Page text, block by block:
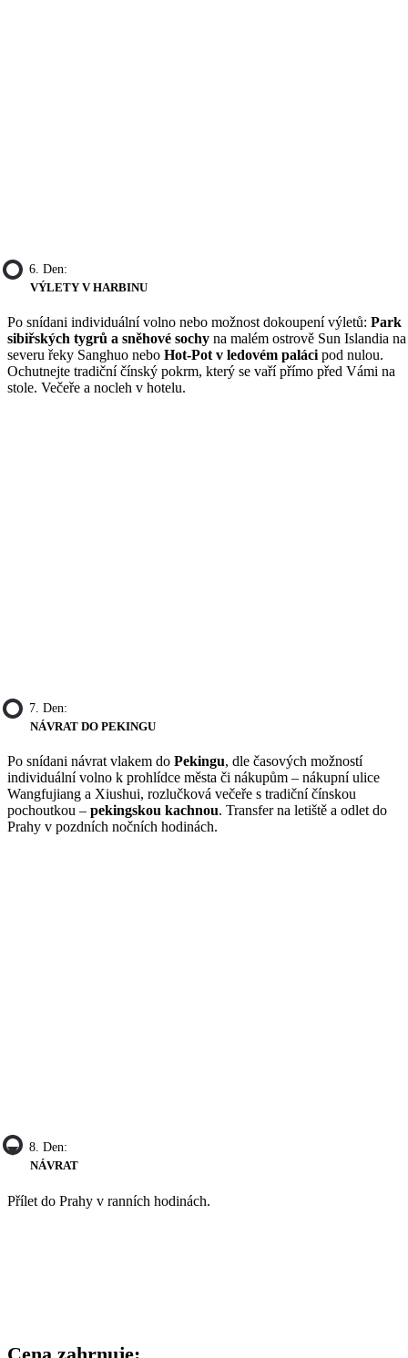
6. Den:
VÝLETY V HARBINU
Po snídani individuální volno nebo možnost dokoupení výletů: Park
sibiřských tygrů a sněhové sochy na malém ostrově Sun Islandia na
severu řeky Sanghuo nebo Hot-Pot v ledovém paláci pod nulou.
Ochutnejte tradiční čínský pokrm, který se vaří přímo před Vámi na
stole. Večeře a nocleh v hotelu.
7. Den:
NÁVRAT DO PEKINGU
Po snídani návrat vlakem do Pekingu, dle časových možností
individuální volno k prohlídce města či nákupům – nákupní ulice
Wangfujiang a Xiushui, rozlučková večeře s tradiční čínskou
pochoutkou – pekingskou kachnou. Transfer na letiště a odlet do
Prahy v pozdních nočních hodinách.
8. Den:
NÁVRAT
Přílet do Prahy v ranních hodinách.